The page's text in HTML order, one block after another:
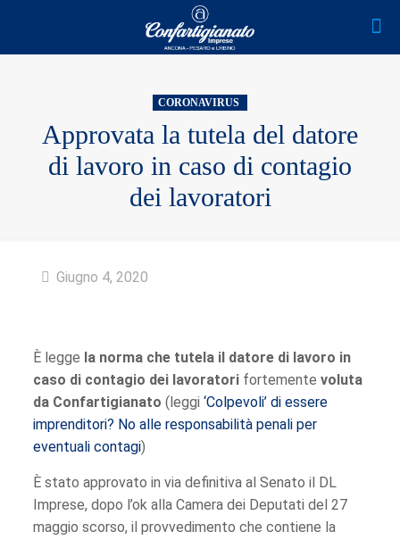
CORONAVIRUS
Approvata la tutela del datore
di lavoro in caso di contagio
dei lavoratori
Giugno 4, 2020
È legge la norma che tutela il datore di lavoro in
caso di contagio dei lavoratorifortemente voluta
da Confartigianato (leggi ‘Colpevoli’ di essere
imprenditori? No alle responsabilità penali per
eventuali contagi)
È stato approvato in via definitiva al Senato il DL
Imprese, dopo l’ok alla Camera dei Deputati del 27
maggio scorso, il provvedimento che contiene la